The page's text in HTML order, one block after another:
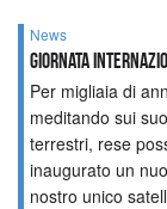
News
Giornata
Per migliaia di
meditando sui
terrestri, rese
inaugurato un
nostro unico